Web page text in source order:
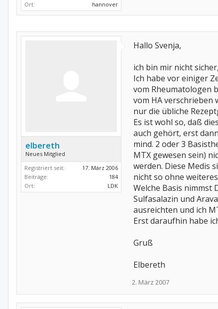
Ort:
hannover
elbereth
Neues Mitglied
Registriert seit:
17. März 2006
Beiträge:
184
Ort:
LDK
Hallo Svenja,
ich bin mir nicht
Ich habe vor einiger
vom Rheumatologen
vom HA verschrieben
nur die übliche
Es ist wohl so, daß
auch gehört, erst
mind. 2 oder 3
MTX gewesen sein)
werden. Diese Medis
nicht so ohne
Welche Basis nimmst
Sulfasalazin und
ausreichten und ich
Erst daraufhin habe
Gruß
Elbereth
2. März 2007